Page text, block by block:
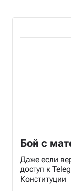
Бой с
Даже если
доступ к
Конституции